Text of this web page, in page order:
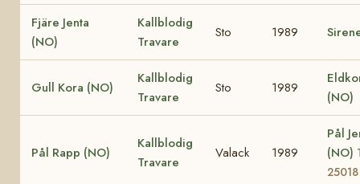
Fjäre Jenta
(NO)
Kallblodig
Travare
Sto 1989
Gull Kora (NO)
Kallblodig
Travare
Sto 1989
(NO)
Pål Rapp (NO)
Kallblodig
Travare
Valack 1989
Pål
(NO)
25018